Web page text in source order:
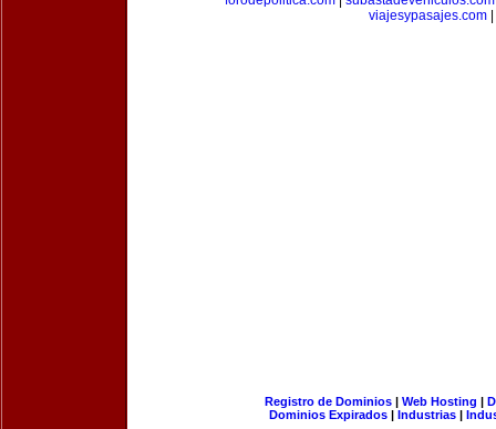
viajesypasajes.com|
Registro de Dominios| Web Hosting |
Dominios Expirados | Industrias |